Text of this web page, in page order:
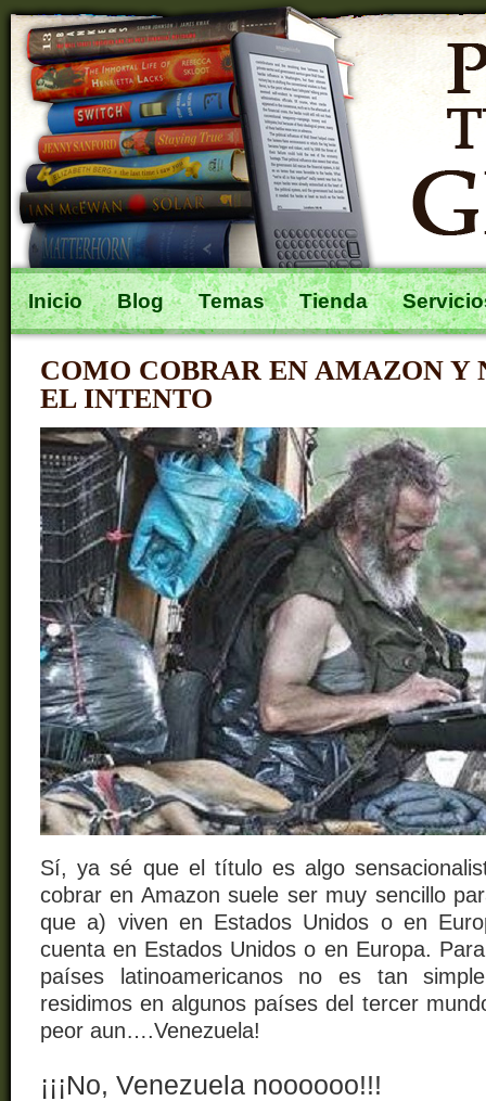
Inicio Blog Temas Tienda
COMO COBRAR EN AMAZON Y
EL INTENTO
Sí, ya sé que el título es algo
cobrar en Amazon suele ser muy sencillo
que a) viven en Estados Unidos o en
cuenta en Estados Unidos o en Europa.
países latinoamericanos no es tan
residimos en algunos países del tercer
peor aun….Venezuela!
¡¡¡No, Venezuela noooooo!!!